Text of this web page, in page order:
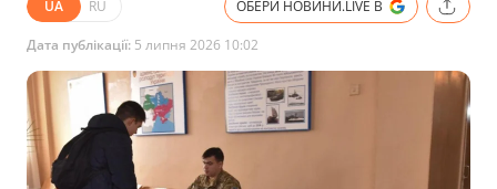
UA RU ОБЕРИ НОВИНИ.LIVE В
Дата публікації: 5 липня 2026 10:02